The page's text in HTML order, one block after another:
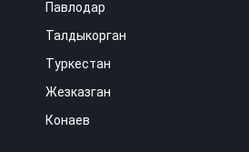
Павлодар
Талдыкорган
Туркестан
Жезказган
Конаев